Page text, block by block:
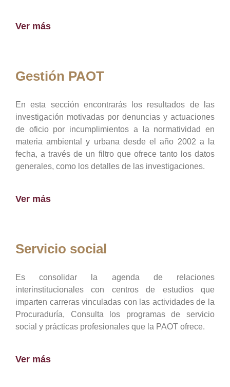
Ver más
Gestión PAOT
En esta sección encontrarás los resultados de las
investigación motivadas por denuncias y actuaciones
de oficio por incumplimientos a la normatividad en
materia ambiental y urbana desde el año 2002 a la
fecha, a través de un filtro que ofrece tanto los datos
generales, como los detalles de las investigaciones.
Ver más
Servicio social
Es consolidar la agenda de relaciones
interinstitucionales con centros de estudios que
imparten carreras vinculadas con las actividades de la
Procuraduría, Consulta los programas de servicio
social y prácticas profesionales que la PAOT ofrece.
Ver más